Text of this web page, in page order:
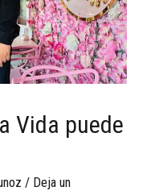
Vida puede
/ Deja un